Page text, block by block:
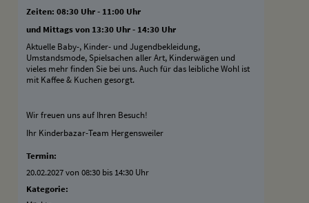
Zeiten: 08:30 Uhr - 11:00 Uhr
und Mittags von 13:30 Uhr - 14:30 Uhr
Aktuelle Baby-, Kinder- und Jugendbekleidung,
Umstandsmode, Spielsachen aller Art, Kinderwägen und
vieles mehr finden Sie bei uns. Auch für das leibliche Wohl ist
mit Kaffee & Kuchen gesorgt.
Wir freuen uns auf Ihren Besuch!
Ihr Kinderbazar-Team Hergensweiler
Termin:
20.02.2027 von 08:30 bis 14:30 Uhr
Kategorie: